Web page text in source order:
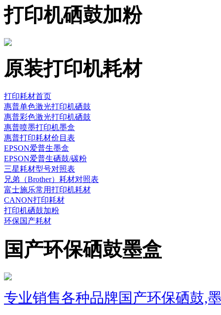
打印机硒鼓加粉
原装打印机耗材
打印耗材首页
惠普单色激光打印机硒鼓
惠普彩色激光打印机硒鼓
惠普喷墨打印机墨盒
惠普打印耗材价目表
EPSON爱普生墨盒
EPSON爱普生硒鼓/碳粉
三星耗材型号对照表
兄弟（Brother）耗材对照表
富士施乐常用打印机耗材
CANON打印耗材
打印机硒鼓加粉
环保国产耗材
国产环保硒鼓墨盒
专业销售各种品牌国产环保硒鼓,